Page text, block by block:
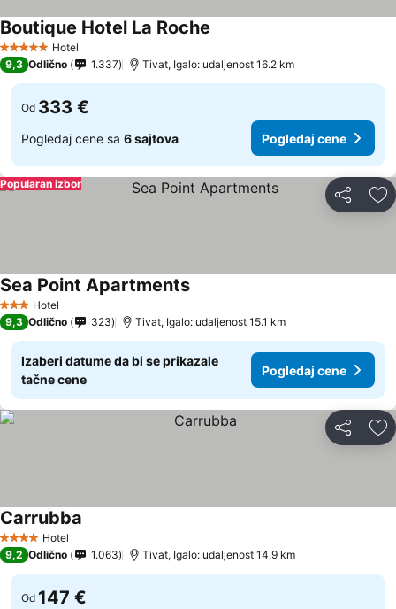
5 ZvezdiceHotel
Boutique Hotel La Roche
9,3 Odlično 1.337 Tivat, Igalo: udaljenost 16.2 km
Od 333 €
Pogledaj cene sa 6 sajtova Pogledaj cene
Deli
Popularan izbor
3 Zvezdice
Hotel
Sea Point Apartments
9,3 Odlično 323 Tivat, Igalo: udaljenost 15.1 km
Izaberi datume da bi se prikazale
tačne cene
Pogledaj cene
Deli
4 ZvezdiceHotel
Carrubba
9,2 Odlično 1.063 Tivat, Igalo: udaljenost 14.9 km
Od 147 €